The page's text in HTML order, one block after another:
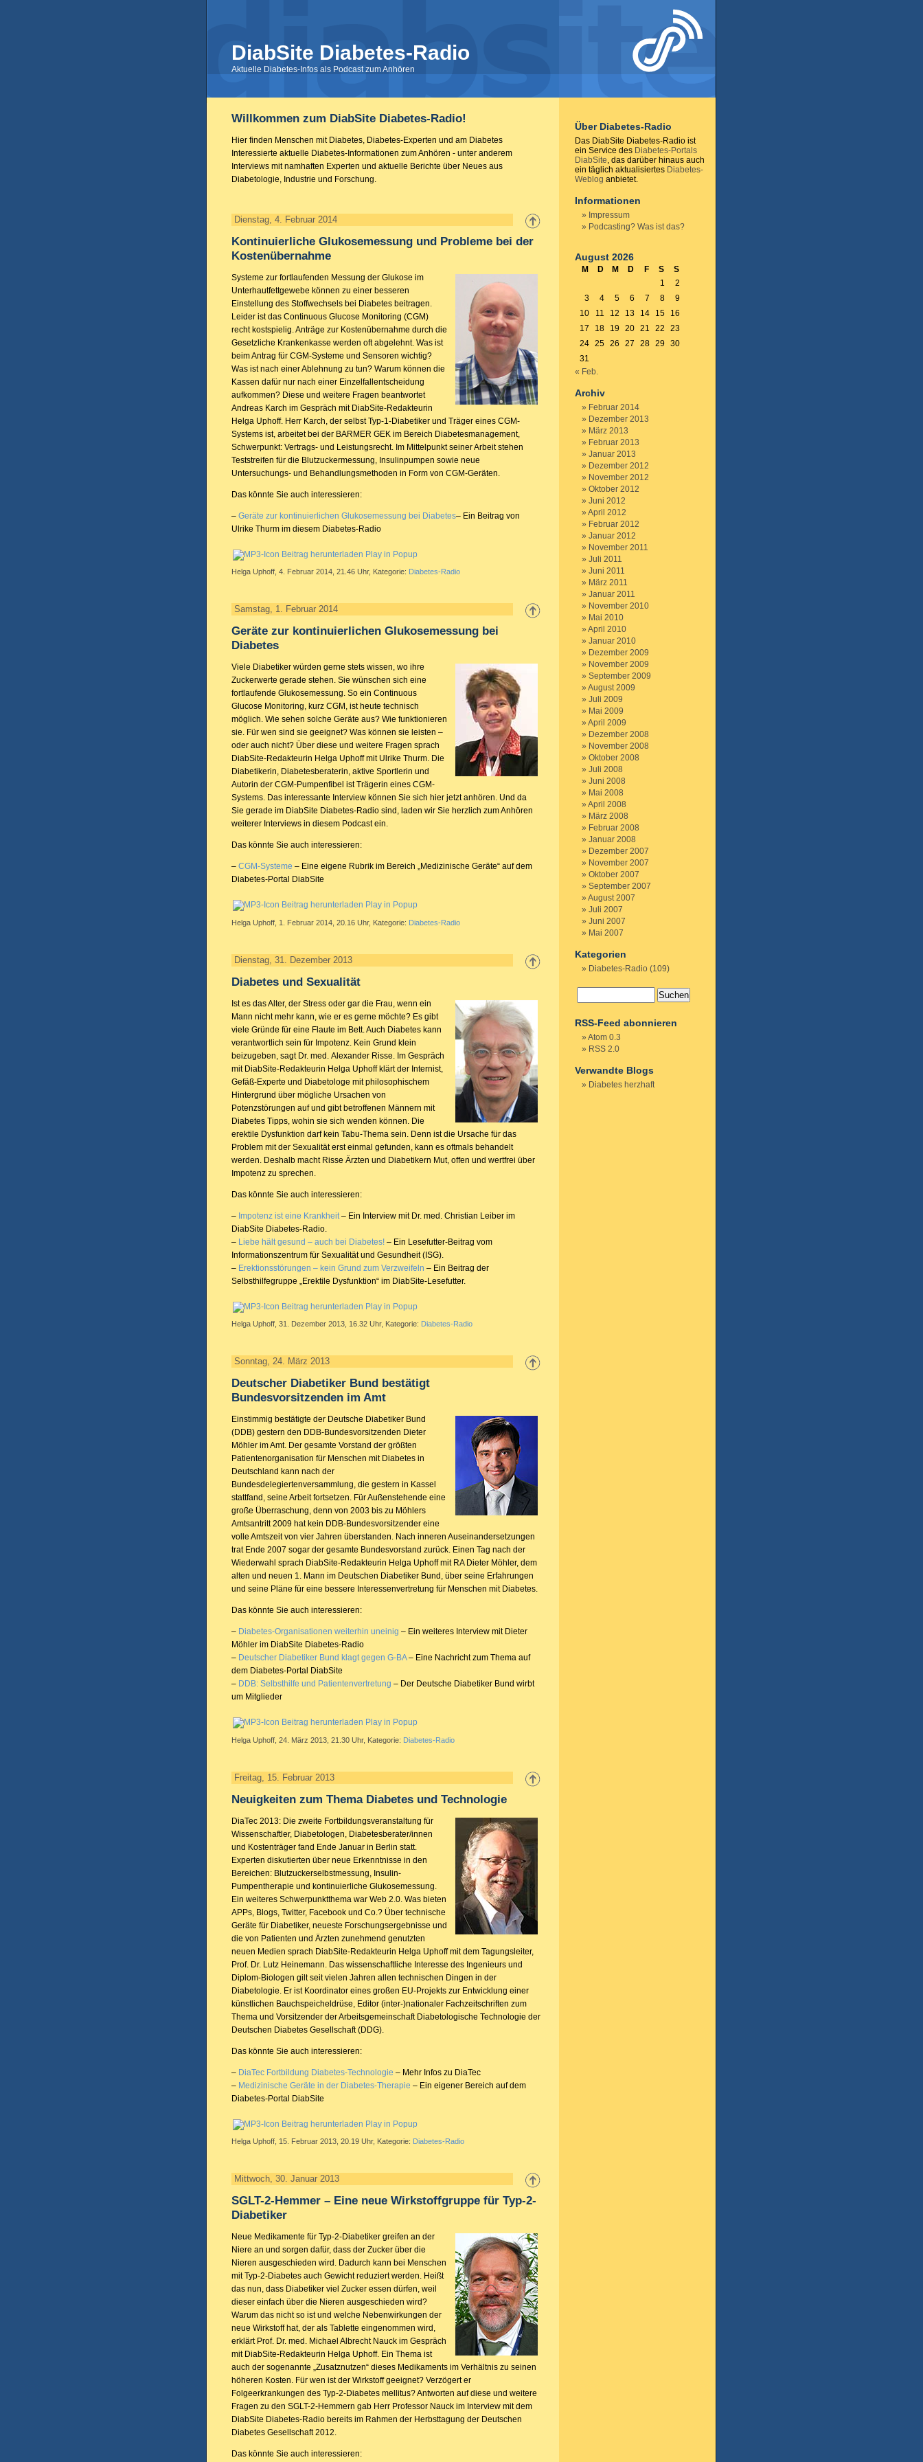
DiabSite Diabetes-Radio
Aktuelle Diabetes-Infos als Podcast zum Anhören
Willkommen zum DiabSite Diabetes-Radio!
Hier finden Menschen mit Diabetes, Diabetes-Experten und am Diabetes
Interessierte aktuelle Diabetes-Informationen zum Anhören - unter anderem
Interviews mit namhaften Experten und aktuelle Berichte über Neues aus
Diabetologie, Industrie und Forschung.
Dienstag, 4. Februar 2014
Kontinuierliche Glukosemessung und Probleme bei der
Kostenübernahme
Systeme zur fortlaufenden Messung der Glukose im
Unterhautfettgewebe können zu einer besseren
Einstellung des Stoffwechsels bei Diabetes beitragen.
Leider ist das Continuous Glucose Monitoring (CGM)
recht kostspielig. Anträge zur Kostenübernahme durch die
Gesetzliche Krankenkasse werden oft abgelehnt. Was ist
beim Antrag für CGM-Systeme und Sensoren wichtig?
Was ist nach einer Ablehnung zu tun? Warum können die
Kassen dafür nur nach einer Einzelfallentscheidung
aufkommen? Diese und weitere Fragen beantwortet
Andreas Karch im Gespräch mit DiabSite-Redakteurin
Helga Uphoff. Herr Karch, der selbst Typ-1-Diabetiker und Träger eines CGM-
Systems ist, arbeitet bei der BARMER GEK im Bereich Diabetesmanagement,
Schwerpunkt: Vertrags- und Leistungsrecht. Im Mittelpunkt seiner Arbeit stehen
Teststreifen für die Blutzuckermessung, Insulinpumpen sowie neue
Untersuchungs- und Behandlungsmethoden in Form von CGM-Geräten.
Das könnte Sie auch interessieren:
– Geräte zur kontinuierlichen Glukosemessung bei Diabetes– Ein Beitrag von
Ulrike Thurm im diesem Diabetes-Radio
Beitrag herunterladen Play in Popup
Helga Uphoff, 4. Februar 2014, 21.46 Uhr, Kategorie: Diabetes-Radio
Samstag, 1. Februar 2014
Geräte zur kontinuierlichen Glukosemessung bei
Diabetes
Viele Diabetiker würden gerne stets wissen, wo ihre
Zuckerwerte gerade stehen. Sie wünschen sich eine
fortlaufende Glukosemessung. So ein Continuous
Glucose Monitoring, kurz CGM, ist heute technisch
möglich. Wie sehen solche Geräte aus? Wie funktionieren
sie. Für wen sind sie geeignet? Was können sie leisten –
oder auch nicht? Über diese und weitere Fragen sprach
DiabSite-Redakteurin Helga Uphoff mit Ulrike Thurm. Die
Diabetikerin, Diabetesberaterin, aktive Sportlerin und
Autorin der CGM-Pumpenfibel ist Trägerin eines CGM-
Systems. Das interessante Interview können Sie sich hier jetzt anhören. Und da
Sie gerade im DiabSite Diabetes-Radio sind, laden wir Sie herzlich zum Anhören
weiterer Interviews in diesem Podcast ein.
Das könnte Sie auch interessieren:
– CGM-Systeme – Eine eigene Rubrik im Bereich „Medizinische Geräte“ auf dem
Diabetes-Portal DiabSite
Beitrag herunterladen Play in Popup
Helga Uphoff, 1. Februar 2014, 20.16 Uhr, Kategorie: Diabetes-Radio
Dienstag, 31. Dezember 2013
Diabetes und Sexualität
Ist es das Alter, der Stress oder gar die Frau, wenn ein
Mann nicht mehr kann, wie er es gerne möchte? Es gibt
viele Gründe für eine Flaute im Bett. Auch Diabetes kann
verantwortlich sein für Impotenz. Kein Grund klein
beizugeben, sagt Dr. med. Alexander Risse. Im Gespräch
mit DiabSite-Redakteurin Helga Uphoff klärt der Internist,
Gefäß-Experte und Diabetologe mit philosophischem
Hintergrund über mögliche Ursachen von
Potenzstörungen auf und gibt betroffenen Männern mit
Diabetes Tipps, wohin sie sich wenden können. Die
erektile Dysfunktion darf kein Tabu-Thema sein. Denn ist die Ursache für das
Problem mit der Sexualität erst einmal gefunden, kann es oftmals behandelt
werden. Deshalb macht Risse Ärzten und Diabetikern Mut, offen und wertfrei über
Impotenz zu sprechen.
Das könnte Sie auch interessieren:
– Impotenz ist eine Krankheit – Ein Interview mit Dr. med. Christian Leiber im
DiabSite Diabetes-Radio.
– Liebe hält gesund – auch bei Diabetes! – Ein Lesefutter-Beitrag vom
Informationszentrum für Sexualität und Gesundheit (ISG).
– Erektionsstörungen – kein Grund zum Verzweifeln – Ein Beitrag der
Selbsthilfegruppe „Erektile Dysfunktion“ im DiabSite-Lesefutter.
Beitrag herunterladen Play in Popup
Helga Uphoff, 31. Dezember 2013, 16.32 Uhr, Kategorie: Diabetes-Radio
Sonntag, 24. März 2013
Deutscher Diabetiker Bund bestätigt
Bundesvorsitzenden im Amt
Einstimmig bestätigte der Deutsche Diabetiker Bund
(DDB) gestern den DDB-Bundesvorsitzenden Dieter
Möhler im Amt. Der gesamte Vorstand der größten
Patientenorganisation für Menschen mit Diabetes in
Deutschland kann nach der
Bundesdelegiertenversammlung, die gestern in Kassel
stattfand, seine Arbeit fortsetzen. Für Außenstehende eine
große Überraschung, denn von 2003 bis zu Möhlers
Amtsantritt 2009 hat kein DDB-Bundesvorsitzender eine
volle Amtszeit von vier Jahren überstanden. Nach inneren Auseinandersetzungen
trat Ende 2007 sogar der gesamte Bundesvorstand zurück. Einen Tag nach der
Wiederwahl sprach DiabSite-Redakteurin Helga Uphoff mit RA Dieter Möhler, dem
alten und neuen 1. Mann im Deutschen Diabetiker Bund, über seine Erfahrungen
und seine Pläne für eine bessere Interessenvertretung für Menschen mit Diabetes.
Das könnte Sie auch interessieren:
– Diabetes-Organisationen weiterhin uneinig – Ein weiteres Interview mit Dieter
Möhler im DiabSite Diabetes-Radio
– Deutscher Diabetiker Bund klagt gegen G-BA– Eine Nachricht zum Thema auf
dem Diabetes-Portal DiabSite
– DDB: Selbsthilfe und Patientenvertretung – Der Deutsche Diabetiker Bund wirbt
um Mitglieder
Beitrag herunterladen Play in Popup
Helga Uphoff, 24. März 2013, 21.30 Uhr, Kategorie: Diabetes-Radio
Freitag, 15. Februar 2013
Neuigkeiten zum Thema Diabetes und Technologie
DiaTec 2013: Die zweite Fortbildungsveranstaltung für
Wissenschaftler, Diabetologen, Diabetesberater/innen
und Kostenträger fand Ende Januar in Berlin statt.
Experten diskutierten über neue Erkenntnisse in den
Bereichen: Blutzuckerselbstmessung, Insulin-
Pumpentherapie und kontinuierliche Glukosemessung.
Ein weiteres Schwerpunktthema war Web 2.0. Was bieten
APPs, Blogs, Twitter, Facebook und Co.? Über technische
Geräte für Diabetiker, neueste Forschungsergebnisse und
die von Patienten und Ärzten zunehmend genutzten
neuen Medien sprach DiabSite-Redakteurin Helga Uphoff mit dem Tagungsleiter,
Prof. Dr. Lutz Heinemann. Das wissenschaftliche Interesse des Ingenieurs und
Diplom-Biologen gilt seit vielen Jahren allen technischen Dingen in der
Diabetologie. Er ist Koordinator eines großen EU-Projekts zur Entwicklung einer
künstlichen Bauchspeicheldrüse, Editor (inter-)nationaler Fachzeitschriften zum
Thema und Vorsitzender der Arbeitsgemeinschaft Diabetologische Technologie der
Deutschen Diabetes Gesellschaft (DDG).
Das könnte Sie auch interessieren:
– DiaTec Fortbildung Diabetes-Technologie – Mehr Infos zu DiaTec
– Medizinische Geräte in der Diabetes-Therapie – Ein eigener Bereich auf dem
Diabetes-Portal DiabSite
Beitrag herunterladen Play in Popup
Helga Uphoff, 15. Februar 2013, 20.19 Uhr, Kategorie: Diabetes-Radio
Mittwoch, 30. Januar 2013
SGLT-2-Hemmer – Eine neue Wirkstoffgruppe für Typ-2-
Diabetiker
Neue Medikamente für Typ-2-Diabetiker greifen an der
Niere an und sorgen dafür, dass der Zucker über die
Nieren ausgeschieden wird. Dadurch kann bei Menschen
mit Typ-2-Diabetes auch Gewicht reduziert werden. Heißt
das nun, dass Diabetiker viel Zucker essen dürfen, weil
dieser einfach über die Nieren ausgeschieden wird?
Warum das nicht so ist und welche Nebenwirkungen der
neue Wirkstoff hat, der als Tablette eingenommen wird,
erklärt Prof. Dr. med. Michael Albrecht Nauck im Gespräch
mit DiabSite-Redakteurin Helga Uphoff. Ein Thema ist
auch der sogenannte „Zusatznutzen“ dieses Medikaments im Verhältnis zu seinen
höheren Kosten. Für wen ist der Wirkstoff geeignet? Verzögert er
Folgeerkrankungen des Typ-2-Diabetes mellitus? Antworten auf diese und weitere
Fragen zu den SGLT-2-Hemmern gab Herr Professor Nauck im Interview mit dem
DiabSite Diabetes-Radio bereits im Rahmen der Herbsttagung der Deutschen
Diabetes Gesellschaft 2012.
Das könnte Sie auch interessieren:
Über Diabetes-Radio
Das DiabSite Diabetes-Radio ist
ein Service des Diabetes-Portals
DiabSite, das darüber hinaus auch
ein täglich aktualisiertes Diabetes-
Weblog anbietet.
Informationen
Impressum
Podcasting? Was ist das?
August 2026
M D M D F S
S
1
2
3
4 5 6 7 8
9
10
11 12 13 14 15
16
17
18 19 20 21 22
23
24 25 26 27 28 29 30
31
« Feb.
Archiv
Februar 2014
Dezember 2013
März 2013
Februar 2013
Januar 2013
Dezember 2012
November 2012
Oktober 2012
Juni 2012
April 2012
Februar 2012
Januar 2012
November 2011
Juli 2011
Juni 2011
März 2011
Januar 2011
November 2010
Mai 2010
April 2010
Januar 2010
Dezember 2009
November 2009
September 2009
August 2009
Juli 2009
Mai 2009
April 2009
Dezember 2008
November 2008
Oktober 2008
Juli 2008
Juni 2008
Mai 2008
April 2008
März 2008
Februar 2008
Januar 2008
Dezember 2007
November 2007
Oktober 2007
September 2007
August 2007
Juli 2007
Juni 2007
Mai 2007
Kategorien
Diabetes-Radio (109)
RSS-Feed abonnieren
Atom 0.3
RSS 2.0
Verwandte Blogs
Diabetes herzhaft